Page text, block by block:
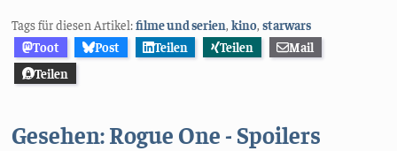
Tags für diesen Artikel:filme und serien,kino,starwars
Toot
Post Teilen Teilen
Mail
Teilen
Gesehen: Rogue One - Spoilers